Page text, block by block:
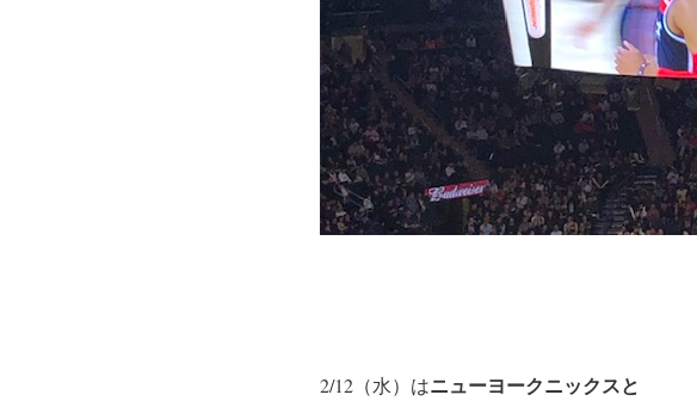
2/12（水）はニューヨークニックスと